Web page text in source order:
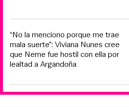
“No la menciono porque me trae
mala suerte”: Viviana Nunes cree
que Neme fue hostil con ella por
lealtad a Argandoña